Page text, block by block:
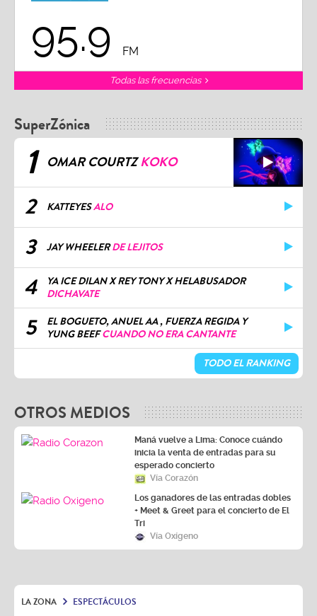
95.9 FM
Todas las frecuencias
SuperZónica
1 OMAR COURTZKOKO
2 KATTEYESALO
3 JAY WHEELERDE LEJITOS
4
YA ICE DILAN X REY TONY X HELABUSADOR
DICHAVATE
5
EL BOGUETO, ANUEL AA , FUERZA REGIDA Y
YUNG BEEFCUANDO NO ERA CANTANTE
TODO EL RANKING
OTROS MEDIOS
Maná vuelve a Lima: Conoce cuándo
inicia la venta de entradas para su
esperado concierto
Vía Corazón
Los ganadores de las entradas dobles
+ Meet & Greet para el concierto de El
Tri
Vía Oxígeno
LA ZONA ESPECTÁCULOS